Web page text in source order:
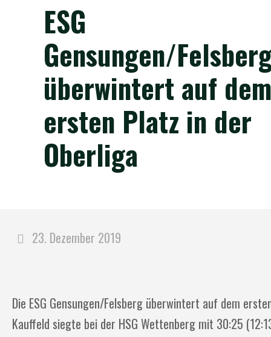
ESG
Gensungen/
überwintert auf
ersten Platz in der
Oberliga
23. Dezember 2019
Die ESG Gensungen/Felsberg überwintert auf dem
Kauffeld siegte bei der HSG Wettenberg mit 30:25